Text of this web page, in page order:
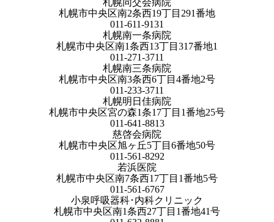
札幌同交会病院
札幌市中央区南2条西19丁目291番地
011-611-9131
札幌南一条病院
札幌市中央区南1条西13丁目317番地1
011-271-3711
札幌南三条病院
札幌市中央区南3条西6丁目4番地2号
011-233-3711
札幌明日佳病院
札幌市中央区宮の森1条17丁目1番地25号
011-641-8813
慈啓会病院
札幌市中央区旭ヶ丘5丁目6番地50号
011-561-8292
若浜医院
札幌市中央区南7条西17丁目1番地5号
011-561-6767
小泉呼吸器科･内科クリニック
札幌市中央区南1条西27丁目1番地41号